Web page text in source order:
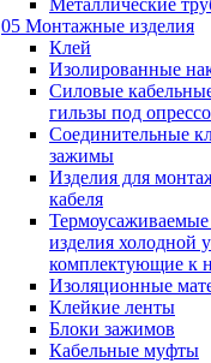
Металлические
05 Монтажные изделия
Клей
Изолированные
Силовые
гильзы под
Соединительные
зажимы
Изделия для
кабеля
изделия холодной
комплектующие к
Изоляционные
Клейкие ленты
Блоки зажимов
Кабельные муфты